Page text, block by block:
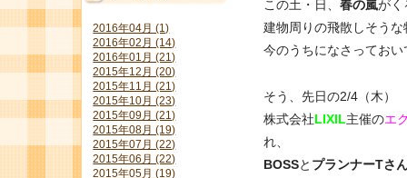
この土・日、 春の嵐がく
建物周りの飛散しそう
今のうちになさってお
そう、先日の2/4（木）
株式会社LIXIL主催のエ
れ、
BOSSと プランナーTさ
2016年04月 (1)
2016年02月 (14)
2016年01月 (21)
2015年12月 (20)
2015年11月 (21)
2015年10月 (23)
2015年09月 (21)
2015年08月 (19)
2015年07月 (22)
2015年06月 (22)
2015年05月 (19)